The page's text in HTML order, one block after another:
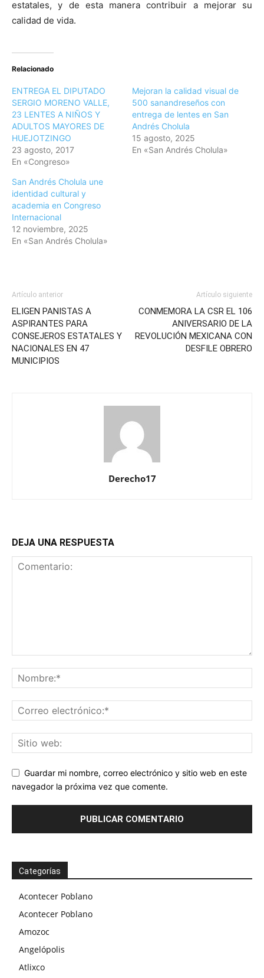
estatales, y de esta manera contribuir a mejorar su
calidad de vida.
Relacionado
ENTREGA EL DIPUTADO
SERGIO MORENO VALLE,
23 LENTES A NIÑOS Y
ADULTOS MAYORES DE
HUEJOTZINGO
23 agosto, 2017
En «Congreso»
Mejoran la calidad visual de
500 sanandreseños con
entrega de lentes en San
Andrés Cholula
15 agosto, 2025
En «San Andrés Cholula»
San Andrés Cholula une
identidad cultural y
academia en Congreso
Internacional
12 noviembre, 2025
En «San Andrés Cholula»
Artículo anterior
ELIGEN PANISTAS A
ASPIRANTES PARA
CONSEJEROS ESTATALES Y
NACIONALES EN 47
MUNICIPIOS
Artículo siguiente
CONMEMORA LA CSR EL 106
ANIVERSARIO DE LA
REVOLUCIÓN MEXICANA CON
DESFILE OBRERO
Derecho17
DEJA UNA RESPUESTA
Guardar mi nombre, correo electrónico y sitio web en este
navegador la próxima vez que comente.
Categorías
Acontecer Poblano
Acontecer Poblano
Amozoc
Angelópolis
Atlixco